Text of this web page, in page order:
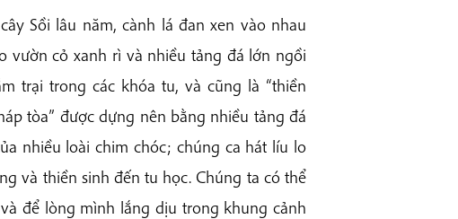
Sồi lâu năm, cành lá đan xen vào nhau
vườn cỏ xanh rì và nhiều tảng đá lớn ngồi
trại trong các khóa tu, và cũng là “thiền
tòa” được dựng nên bằng nhiều tảng đá
nhiều loài chim chóc; chúng ca hát líu lo
và thiền sinh đến tu học. Chúng ta có thể
để lòng mình lắng dịu trong khung cảnh